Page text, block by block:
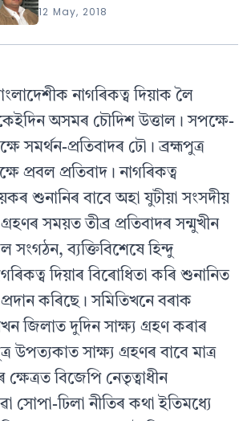
12 May, 2018
নাগৰিকত্ব দিয়াক লৈ
অসমৰ চৌদিশ উত্তাল। সপক্ষে-
সমৰ্থন-প্ৰতিবাদৰ ঢৌ। ব্ৰহ্মপুত্ৰ
প্ৰবল প্ৰতিবাদ। নাগৰিকত্ব
শুনানিৰ বাবে অহা যুটীয়া সংসদীয়
সময়ত তীব্ৰ প্ৰতিবাদৰ সন্মুখীন
সংগঠন, ব‍্যক্তিবিশেষে হিন্দু
দিয়াৰ বিৰোধিতা কৰি শুনানিত
প্ৰদান কৰিছে। সমিতিখনে বৰাক
জিলাত দুদিন সাক্ষ‍্য গ্ৰহণ কৰাৰ
উপত‍্যকাত সাক্ষ‍্য গ্ৰহণৰ বাবে মাত্ৰ
ক্ষেত্ৰত বিজেপি নেতৃত্বাধীন
সোপা-ঢিলা নীতিৰ কথা ইতিমধ‍্যে